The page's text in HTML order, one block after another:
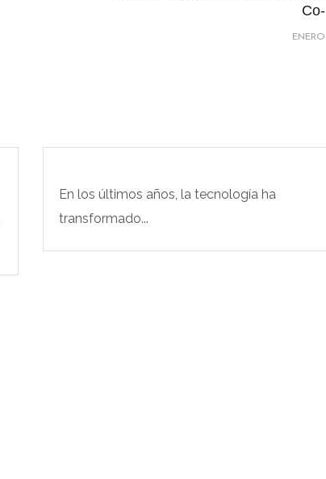
En los últimos años, la tecnología ha
transformado...